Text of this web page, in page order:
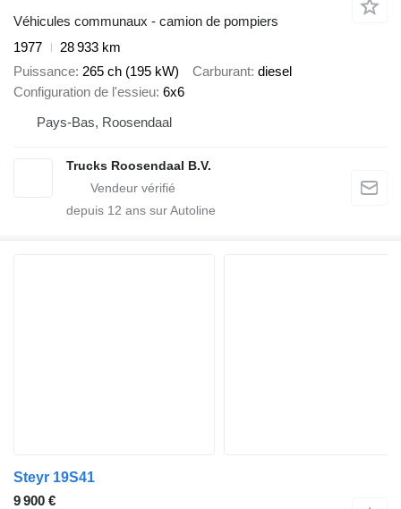
Véhicules communaux - camion de pompiers
1977
28 933 km
Puissance 265 ch (195 kW) Carburant diesel
Configuration de l'essieu 6x6
Pays-Bas, Roosendaal
Trucks Roosendaal B.V.
depuis 12 ans sur Autoline
Steyr 19S41
9 900 €